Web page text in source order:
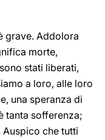
grave. Addolora
morte,
stati liberati,
a loro, alle loro
una speranza di
tanta sofferenza;
Auspico che tutti